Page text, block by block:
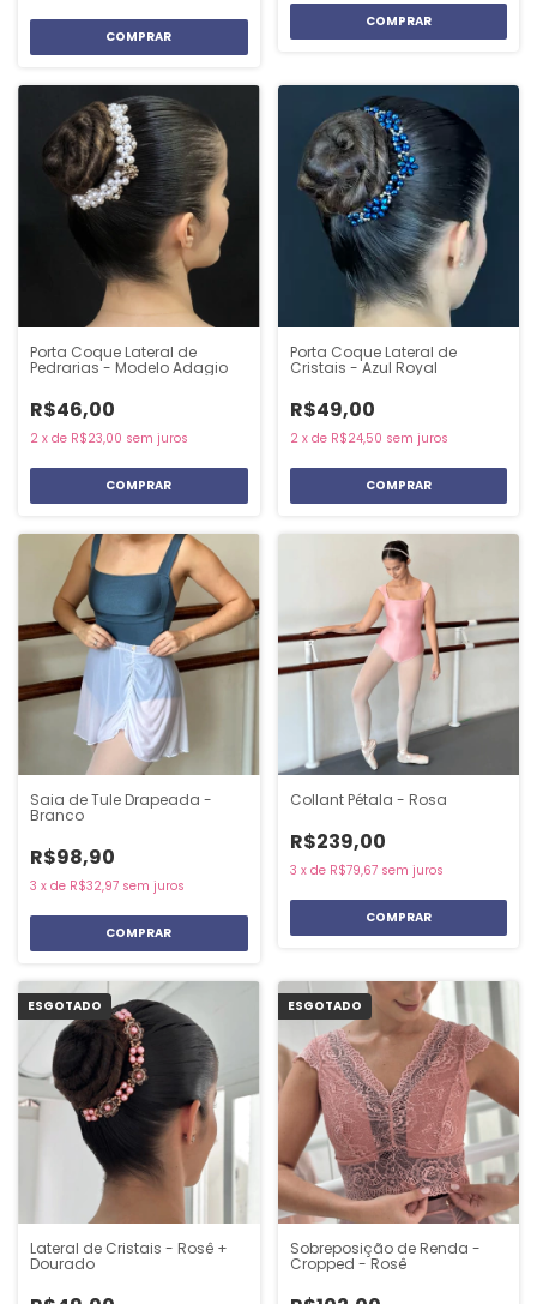
COMPRAR
Porta Coque Lateral de
Pedrarias - Modelo Adagio
R$46,00
2 x de R$23,00 sem juros
Porta Coque Lateral de
Cristais - Azul Royal
R$49,00
2 x de R$24,50 sem juros
Saia de Tule Drapeada -
Branco
R$98,90
3 x de R$32,97 sem juros
COMPRAR
Collant Pétala - Rosa
R$239,00
3 x de R$79,67 sem juros
COMPRAR
ESGOTADO
Lateral de Cristais - Rosê +
Dourado
ESGOTADO
Sobreposição de Renda -
Cropped - Rosê